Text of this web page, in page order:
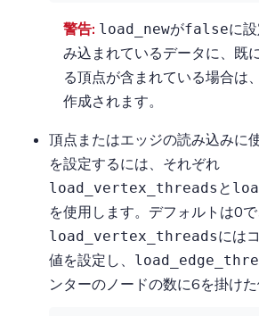
警告: load_newがfalseに
み込まれているデータに、既
る頂点が含まれている場合は
作成されます。
頂点またはエッジの読み込みに
を設定するには、それぞれ
load_vertex_threads と
を使用します。デフォルトは0で
load_vertex_threadsには
値を設定し、
ンターのノードの数に6を掛けた